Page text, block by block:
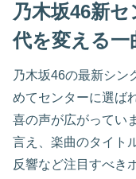
乃木坂46新
代を変える一
乃木坂46の最新シン
めてセンターに選ば
喜の声が広がってい
言え、楽曲のタイト
反響など注目すべき